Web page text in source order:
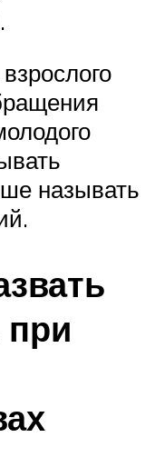
называть